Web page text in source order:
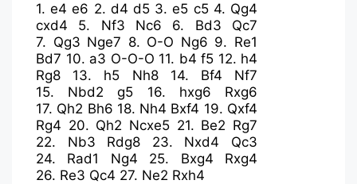
1.e4 e6 2. d4 d5 3.e5 c5 4. Qg4
cxd4
5. Nf3 Nc6 6. Bd3
Qc7
7. Qg3 Nge7 8. O-O Ng6 9. Re1
Bd7 10. a3 O-O-O 11. b4 f5 12. h4
Rg8
13. h5 Nh8 14. Bf4
Nf7
15. Nbd2 g5 16. hxg6
Rxg6
17. Qh2 Bh6 18. Nh4 Bxf4 19. Qxf4
Rg4 20. Qh2 Ncxe5 21. Be2 Rg7
22. Nb3 Rdg8 23. Nxd4
Qc3
24. Rad1 Ng4 25. Bxg4
Rxg4
26. Re3 Qc4 27. Ne2 Rxh4